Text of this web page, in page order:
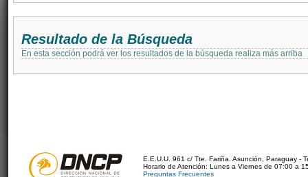
Resultado de la Búsqueda
En esta sección podrá ver los resultados de la búsqueda realiza más arriba
E.E.U.U. 961 c/ Tte. Fariña. Asunción, Paraguay -
Horario de Atención: Lunes a Viernes de 07:00 a
Preguntas Frecuentes